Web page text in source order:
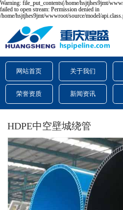
Warning: file_put_contents(/home/hsjtjhes9jmt/
failed to open stream: Permission denied in
/home/hsjtjhes9jmt/wwwroot/source/model/
网站首页 关于我们
荣誉资质 新闻资讯
HDPE中空壁城绕管